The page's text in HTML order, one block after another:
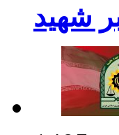
شهید